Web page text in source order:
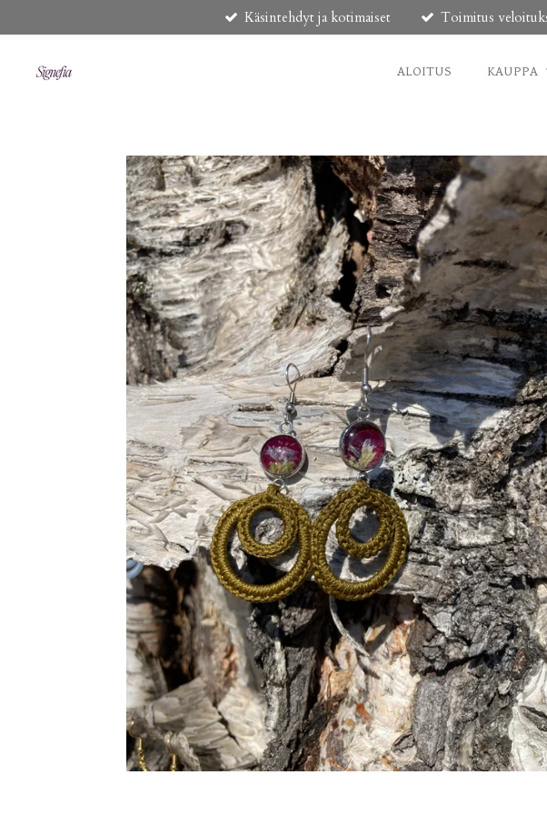
pääsisältöön
Käsintehdyt ja kotimaiset Toimitus
ALOITUS KAUPPA